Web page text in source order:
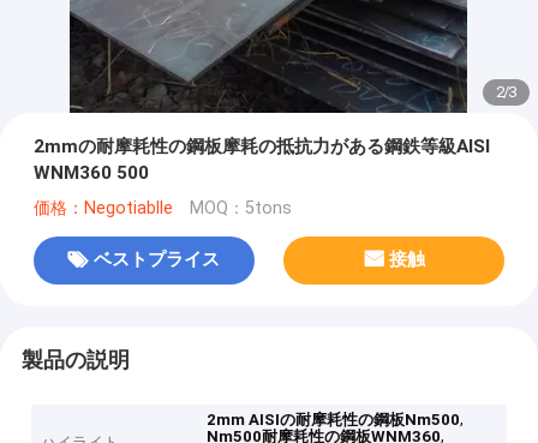
2/3
2mmの耐摩耗性の鋼板摩耗の抵抗力がある鋼鉄等級AISI
WNM360 500
価格：Negotiablle MOQ：5tons
ベストプライス 接触
製品の説明
2mm AISIの耐摩耗性の鋼板Nm500,
Nm500耐摩耗性の鋼板WNM360,